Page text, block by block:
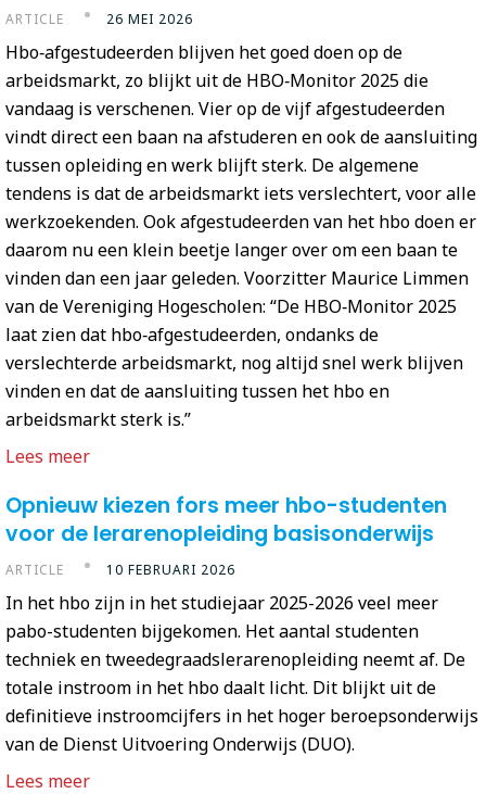
ARTICLE 26 MEI 2026
Hbo‑afgestudeerden blijven het goed doen op de
arbeidsmarkt, zo blijkt uit de HBO‑Monitor 2025 die
vandaag is verschenen. Vier op de vijf afgestudeerden
vindt direct een baan na afstuderen en ook de aansluiting
tussen opleiding en werk blijft sterk. De algemene
tendens is dat de arbeidsmarkt iets verslechtert, voor alle
werkzoekenden. Ook afgestudeerden van het hbo doen er
daarom nu een klein beetje langer over om een baan te
vinden dan een jaar geleden. Voorzitter Maurice Limmen
van de Vereniging Hogescholen: “De HBO‑Monitor 2025
laat zien dat hbo‑afgestudeerden, ondanks de
verslechterde arbeidsmarkt, nog altijd snel werk blijven
vinden en dat de aansluiting tussen het hbo en
arbeidsmarkt sterk is.”
Lees meer
Opnieuw kiezen fors meer hbo-studenten
voor de lerarenopleiding basisonderwijs
ARTICLE 10 FEBRUARI 2026
In het hbo zijn in het studiejaar 2025-2026 veel meer
pabo-studenten bijgekomen. Het aantal studenten
techniek en tweedegraadslerarenopleiding neemt af. De
totale instroom in het hbo daalt licht. Dit blijkt uit de
definitieve instroomcijfers in het hoger beroepsonderwijs
van de Dienst Uitvoering Onderwijs (DUO).
Lees meer